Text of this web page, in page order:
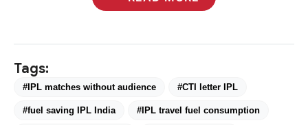
Tags:
#IPL matches without audience #CTI letter IPL
#fuel saving IPL India #IPL travel fuel consumption